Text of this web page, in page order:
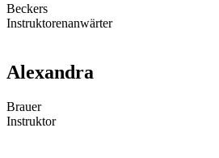
Beckers
Instruktorenanwärter
Alexandra
Brauer
Instruktor